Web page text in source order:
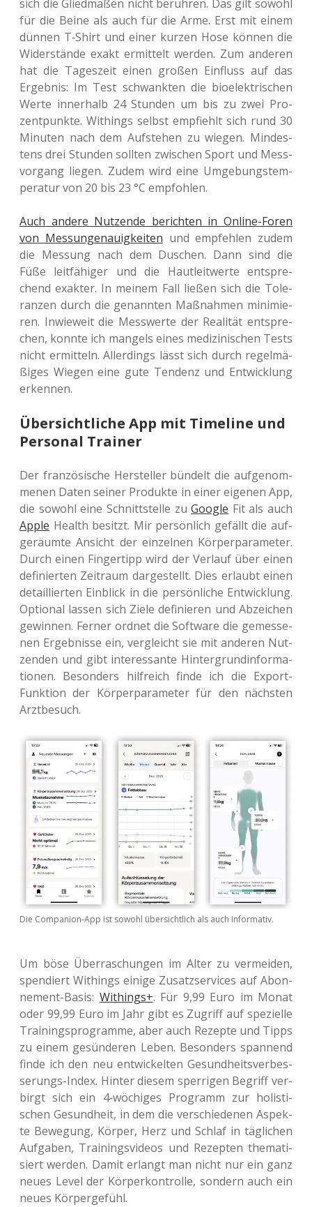
sich die Glied­ma­ßen nicht berüh­ren. Das gilt sowohl
für die Beine als auch für die Arme. Erst mit einem
dünnen T‑Shirt und einer kurzen Hose können die
Wider­stän­de exakt ermit­telt werden. Zum ande­ren
hat die Tages­zeit einen großen Ein­fluss auf das
Ergeb­nis: Im Test schwank­ten die bio­elek­tri­schen
Werte inner­halb 24 Stun­den um bis zu zwei Pro­
zent­punk­te. Withings selbst emp­fiehlt sich rund 30
Minu­ten nach dem Auf­ste­hen zu wiegen. Min­des­
tens drei Stun­den soll­ten zwi­schen Sport und Mess­
vor­gang liegen. Zudem wird eine Umge­bungs­tem­
pe­ra­tur von 20 bis 23 °C empfohlen.
Auch andere Nut­zen­de berich­ten in Online-Foren
von Mess­un­ge­nau­ig­kei­ten und emp­feh­len zudem
die Mes­sung nach dem Duschen. Dann sind die
Füße leit­fä­hi­ger und die Haut­leit­wer­te ent­spre­
chend exak­ter. In meinem Fall ließen sich die Tole­
ran­zen durch die genann­ten Maß­nah­men mini­mie­
ren. Inwie­weit die Mess­wer­te der Rea­li­tät ent­spre­
chen, konnte ich man­gels eines medi­zi­ni­schen Tests
nicht ermit­teln. Aller­dings lässt sich durch regel­mä­
ßi­ges Wiegen eine gute Ten­denz und Ent­wick­lung
erkennen.
Übersichtliche App mit Timeline und
Personal Trainer
Der fran­zö­si­sche Her­stel­ler bün­delt die auf­ge­nom­
me­nen Daten seiner Pro­duk­te in einer eige­nen App,
die sowohl eine Schnitt­stel­le zuGoogle Fit als auch
Apple Health besitzt. Mir per­sön­lich gefällt die auf­
ge­räum­te Ansicht der ein­zel­nen Kör­per­pa­ra­me­ter.
Durch einen Fin­ger­tipp wird der Ver­lauf über einen
defi­nier­ten Zeit­raum dar­ge­stellt. Dies erlaubt einen
detail­lier­ten Ein­blick in die per­sön­li­che Ent­wick­lung.
Optio­nal lassen sich Ziele defi­nie­ren und Abzei­chen
gewin­nen. Ferner ordnet die Soft­ware die gemes­se­
nen Ergeb­nis­se ein, ver­gleicht sie mit ande­ren Nut­
zen­den und gibt inter­es­san­te Hin­ter­grund­in­for­ma­
tio­nen. Beson­ders hilf­reich finde ich die Export-
Funk­ti­on der Kör­per­pa­ra­me­ter für den nächs­ten
Arztbesuch.
Die Com­pa­n­ion-App ist sowohl über­sicht­lich als auch informativ.
Um böse Über­ra­schun­gen im Alter zu ver­mei­den,
spen­diert Withings einige Zusatz­ser­vices auf Abon­
ne­ment-Basis: Withings+. Für 9,99 Euro im Monat
oder 99,99 Euro im Jahr gibt es Zugriff auf spe­zi­el­le
Trai­nings­pro­gram­me, aber auch Rezep­te und Tipps
zu einem gesün­de­ren Leben. Beson­ders span­nend
finde ich den neu ent­wi­ckel­ten Gesund­heits­ver­bes­
se­rungs-Index. Hinter diesem sper­ri­gen Begriff ver­
birgt sich ein 4‑wöchiges Pro­gramm zur holis­ti­
schen Gesund­heit, in dem die ver­schie­de­nen Aspek­
te Bewe­gung, Körper, Herz und Schlaf in täg­li­chen
Auf­ga­ben, Trai­nings­vi­de­os und Rezep­ten the­ma­ti­
siert werden. Damit erlangt man nicht nur ein ganz
neues Level der Kör­per­kon­trol­le, son­dern auch ein
neues Körpergefühl.